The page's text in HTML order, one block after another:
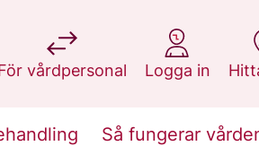
vårdpersonal
på 1177.se
Logga in
på 1177.se
på
Så fungerar